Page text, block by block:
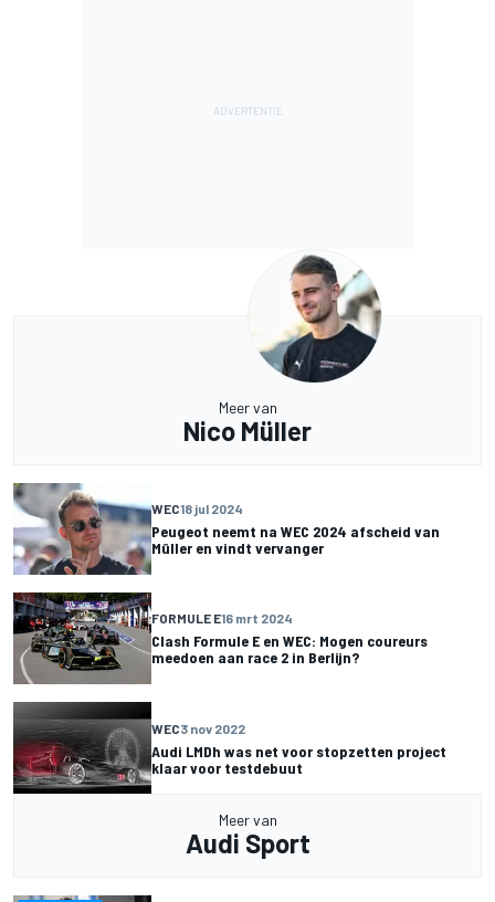
Meer van
Nico Müller
WEC18 jul 2024
Peugeot neemt na WEC 2024 afscheid van
Müller en vindt vervanger
FORMULE E16 mrt 2024
Clash Formule E en WEC: Mogen coureurs
meedoen aan race 2 in Berlijn?
WEC3 nov 2022
Audi LMDh was net voor stopzetten project
klaar voor testdebuut
Meer van
Audi Sport